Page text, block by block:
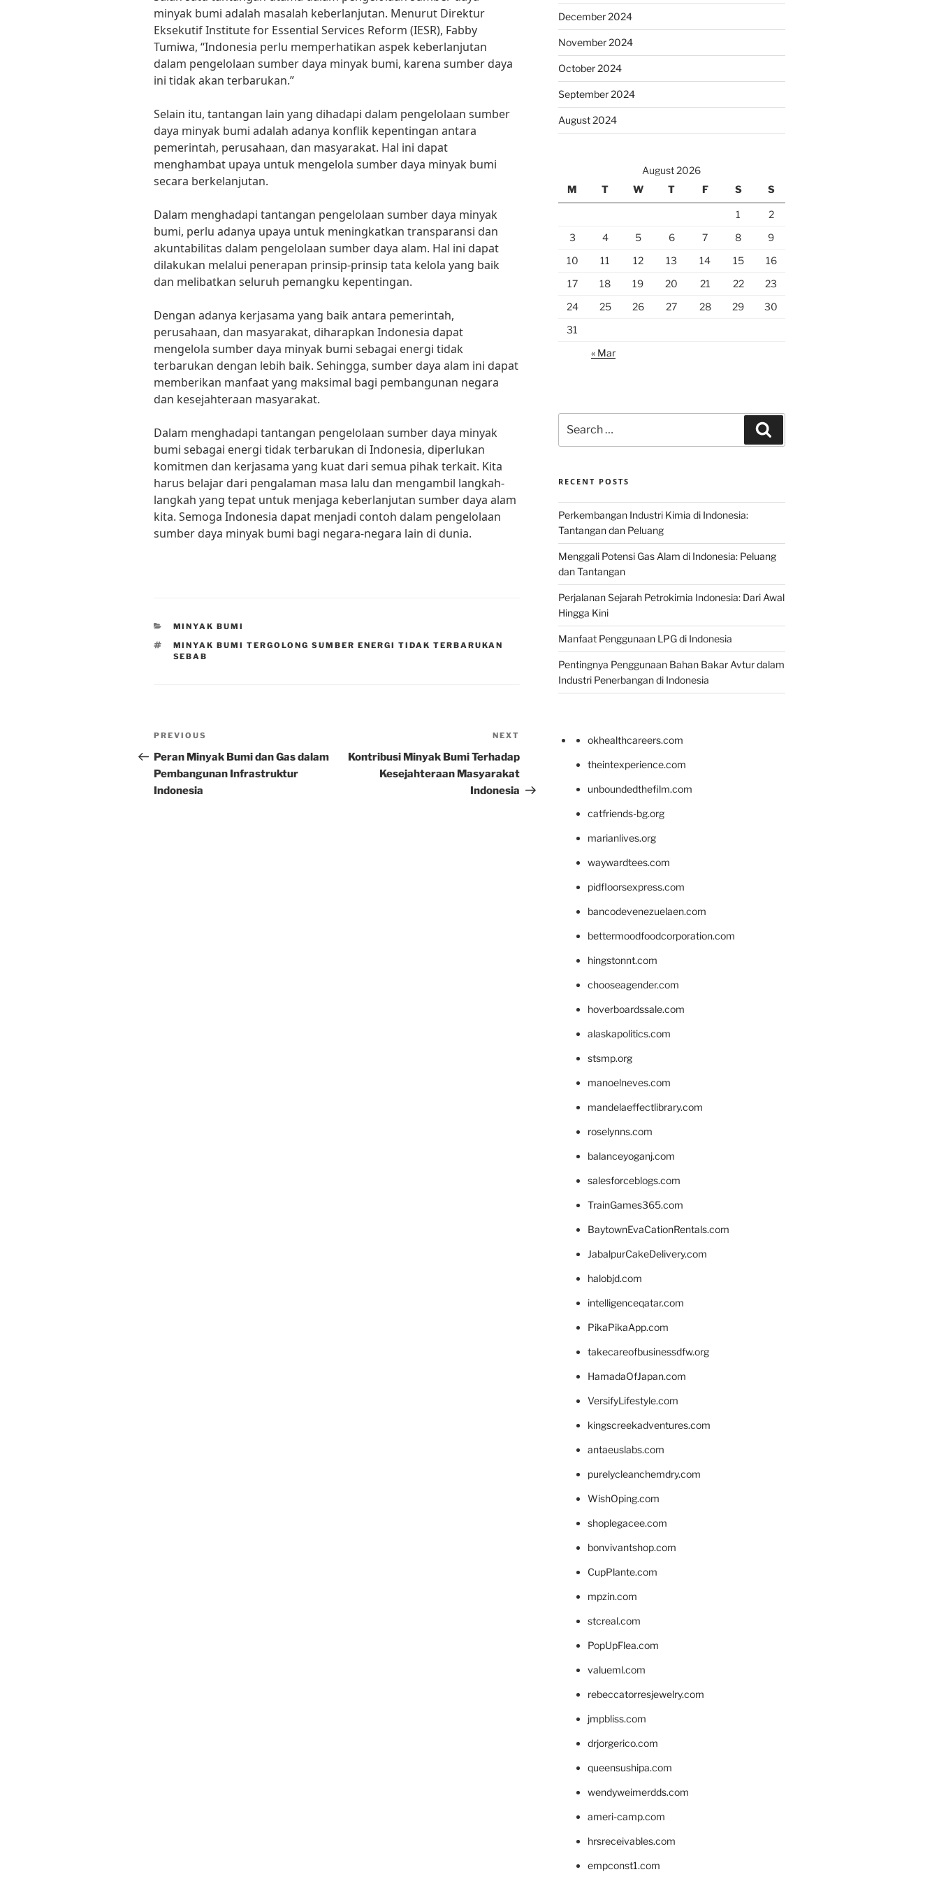
minyak bumi adalah masalah keberlanjutan. Menurut Direktur
Eksekutif Institute for Essential Services Reform (IESR), Fabby
Tumiwa, “Indonesia perlu memperhatikan aspek keberlanjutan
dalam pengelolaan sumber daya minyak bumi, karena sumber daya
ini tidak akan terbarukan.”
Selain itu, tantangan lain yang dihadapi dalam pengelolaan sumber
daya minyak bumi adalah adanya konflik kepentingan antara
pemerintah, perusahaan, dan masyarakat. Hal ini dapat
menghambat upaya untuk mengelola sumber daya minyak bumi
secara berkelanjutan.
Dalam menghadapi tantangan pengelolaan sumber daya minyak
bumi, perlu adanya upaya untuk meningkatkan transparansi dan
akuntabilitas dalam pengelolaan sumber daya alam. Hal ini dapat
dilakukan melalui penerapan prinsip-prinsip tata kelola yang baik
dan melibatkan seluruh pemangku kepentingan.
Dengan adanya kerjasama yang baik antara pemerintah,
perusahaan, dan masyarakat, diharapkan Indonesia dapat
mengelola sumber daya minyak bumi sebagai energi tidak
terbarukan dengan lebih baik. Sehingga, sumber daya alam ini dapat
memberikan manfaat yang maksimal bagi pembangunan negara
dan kesejahteraan masyarakat.
Dalam menghadapi tantangan pengelolaan sumber daya minyak
bumi sebagai energi tidak terbarukan di Indonesia, diperlukan
komitmen dan kerjasama yang kuat dari semua pihak terkait. Kita
harus belajar dari pengalaman masa lalu dan mengambil langkah-
langkah yang tepat untuk menjaga keberlanjutan sumber daya alam
kita. Semoga Indonesia dapat menjadi contoh dalam pengelolaan
sumber daya minyak bumi bagi negara-negara lain di dunia.
CATEGORIES
MINYAK BUMI
TAGS
MINYAK BUMI TERGOLONG SUMBER ENERGI TIDAK TERBARUKAN
SEBAB
Post
navigation
Previous
Post
PREVIOUS
Peran Minyak Bumi dan Gas dalam
Pembangunan Infrastruktur
Indonesia
Post
NEXT
Kontribusi Minyak Bumi Terhadap
Kesejahteraan Masyarakat
Indonesia
December 2024
November 2024
October 2024
September 2024
August 2024
August 2026
M
T W T F S S
1
2
3
4 5 6 7 8
9
10
11 12 13 14 15
16
17
18 19 20 21 22
23
24
25 26 27 28 29
30
31
« Mar
for:
RECENT POSTS
Perkembangan Industri Kimia di Indonesia:
Tantangan dan Peluang
Menggali Potensi Gas Alam di Indonesia: Peluang
dan Tantangan
Perjalanan Sejarah Petrokimia Indonesia: Dari Awal
Hingga Kini
Manfaat Penggunaan LPG di Indonesia
Pentingnya Penggunaan Bahan Bakar Avtur dalam
Industri Penerbangan di Indonesia
okhealthcareers.com
theintexperience.com
unboundedthefilm.com
catfriends-bg.org
marianlives.org
waywardtees.com
pidfloorsexpress.com
bancodevenezuelaen.com
bettermoodfoodcorporation.com
hingstonnt.com
chooseagender.com
hoverboardssale.com
alaskapolitics.com
stsmp.org
manoelneves.com
mandelaeffectlibrary.com
roselynns.com
balanceyoganj.com
salesforceblogs.com
TrainGames365.com
BaytownEvaCationRentals.com
JabalpurCakeDelivery.com
halobjd.com
intelligenceqatar.com
PikaPikaApp.com
takecareofbusinessdfw.org
HamadaOfJapan.com
VersifyLifestyle.com
kingscreekadventures.com
antaeuslabs.com
purelycleanchemdry.com
WishOping.com
shoplegacee.com
bonvivantshop.com
CupPlante.com
mpzin.com
stcreal.com
PopUpFlea.com
valueml.com
rebeccatorresjewelry.com
jmpbliss.com
drjorgerico.com
queensushipa.com
wendyweimerdds.com
ameri-camp.com
hrsreceivables.com
empconst1.com